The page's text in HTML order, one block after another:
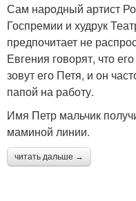
Сам народный артист
Госпремии и худрук
предпочитает не
Евгения говорят, что
зовут его Петя, и он
папой на работу.
Имя Петр мальчик
маминой линии.
читать дальше →